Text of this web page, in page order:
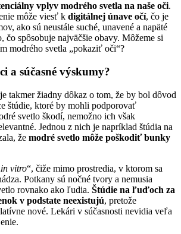
vplyv modrého svetla na naše oči.
môže viesť k digitálnej únave očí, čo je
ako sú neustále suché, unavené a napäté
čo spôsobuje najväčšie obavy. Môžeme si
modrého svetla „pokaziť oči“?
a súčasné výskumy?
takmer žiadny dôkaz o tom, že by bol dôvod
štúdie, ktoré by mohli podporovať
svetlo škodí, nemožno ich však
Jednou z nich je napríklad štúdia na
že modré svetlo môže poškodiť bunky
in vitro“, čiže mimo prostredia, v ktorom sa
Potkany sú nočné tvory a nemusia
rovnako ako ľudia. Štúdie na ľuďoch za
v podstate neexistujú, pretože
nové. Lekári v súčasnosti nevidia veľa